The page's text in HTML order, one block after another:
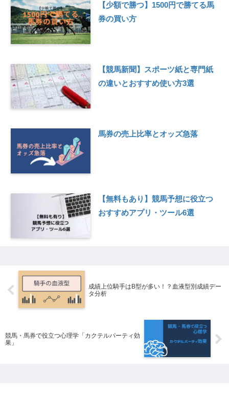
【少額で勝つ】1500円で勝てる馬
券の買い方
【競馬新聞】スポーツ紙と専門紙
の違いとおすすめ使い方3選
馬券の売上比率とオッズ急落
【無料もあり】競馬予想に役立つ
おすすめアプリ・ツール6選
成績上位騎手はB型が多い！？血液型別成績デー
タ分析
競馬・馬券で役立つ心理学「カクテルパーティ効
果」